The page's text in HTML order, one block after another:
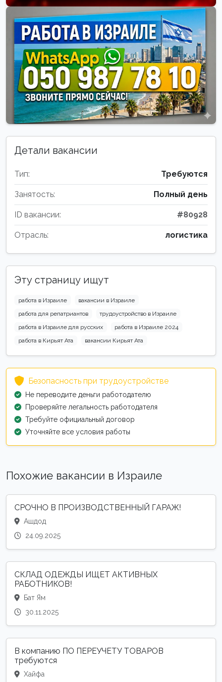
Детали вакансии
Тип: Требуются
Занятость: Полный день
ID вакансии: #80928
Отрасль: логистика
Эту страницу ищут
работа в Израиле
вакансии в Израиле
работа для репатриантов
трудоустройство в Израиле
работа в Израиле для русских
работа в Израиле 2024
работа в Кирьят Ата
вакансии Кирьят Ата
Безопасность при трудоустройстве
Не переводите деньги работодателю
Проверяйте легальность работодателя
Требуйте официальный договор
Уточняйте все условия работы
Похожие вакансии в Израиле
СРОЧНО В ПРОИЗВОДСТВЕННЫЙ ГАРАЖ!
Ашдод
24.09.2025
СКЛАД ОДЕЖДЫ ИЩЕТ АКТИВНЫХ
РАБОТНИКОВ!
Бат Ям
30.11.2025
В компанию ПО ПЕРЕУЧЕТУ ТОВАРОВ
требуются
Хайфа